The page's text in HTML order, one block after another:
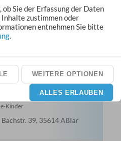
Kinder
803 269
Kinder
39, 35614 Aßlar
Sie der Erfassung der Daten
zustimmen oder
entnehmen Sie bitte
.
WEITERE OPTIONEN
ALLES ERLAUBEN